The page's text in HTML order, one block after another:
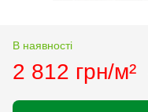
В наявності
2 812 грн/м²